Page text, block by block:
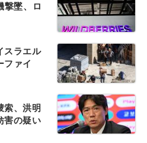
撃墜、ロ
スラエル
ファイ
索、洪明
害の疑い